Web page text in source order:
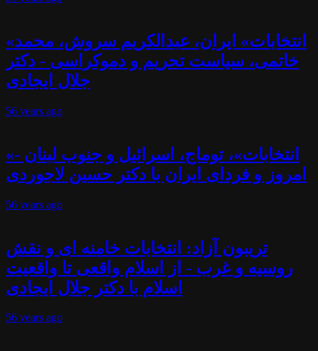
«انتخابات» ایران، عبدالکریم سروش، محمد
خاتمی، سیاست تحریم و دموکراسی - دکتر
جلال ایجادی
56 years ago
«انتخابات»، توماج، اسرائیل و جنوب لبنان -
امروز و فردای ایران با دکتر حسین لاجوردی
56 years ago
تریبون آزاد: انتخابات خامنه ای و نقش
روسیه و غرب - از اسلام واقعی تا واقعیت
اسلام با دکتر جلال ایجادی
56 years ago